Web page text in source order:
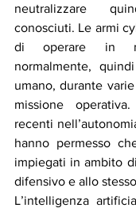
neutralizzare
conosciuti. Le armi
di operare in
normalmente,
umano, durante
missione
recenti
hanno permesso
impiegati in ambito
difensivo e allo
L’intelligenza